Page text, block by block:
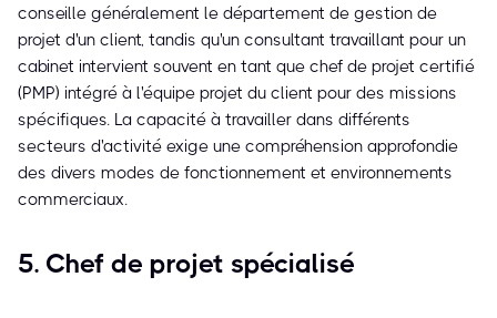
conseille généralement le département de gestion de
projet d'un client, tandis qu'un consultant travaillant pour un
cabinet intervient souvent en tant que chef de projet certifié
(PMP) intégré à l'équipe projet du client pour des missions
spécifiques. La capacité à travailler dans différents
secteurs d'activité exige une compréhension approfondie
des divers modes de fonctionnement et environnements
commerciaux.
5. Chef de projet spécialisé